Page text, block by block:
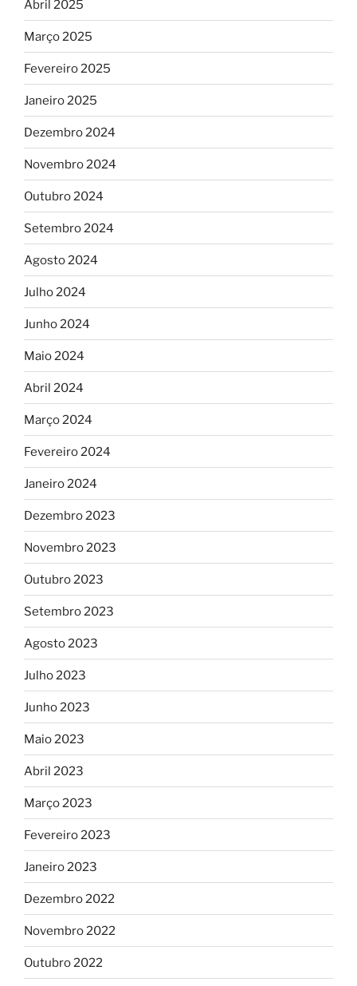
Abril 2025
Março 2025
Fevereiro 2025
Janeiro 2025
Dezembro 2024
Novembro 2024
Outubro 2024
Setembro 2024
Agosto 2024
Julho 2024
Junho 2024
Maio 2024
Abril 2024
Março 2024
Fevereiro 2024
Janeiro 2024
Dezembro 2023
Novembro 2023
Outubro 2023
Setembro 2023
Agosto 2023
Julho 2023
Junho 2023
Maio 2023
Abril 2023
Março 2023
Fevereiro 2023
Janeiro 2023
Dezembro 2022
Novembro 2022
Outubro 2022